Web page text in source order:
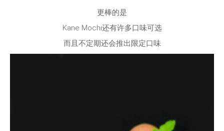
更棒的是
Kane Mochi还有许多口味可选
而且不定期还会推出限定口味